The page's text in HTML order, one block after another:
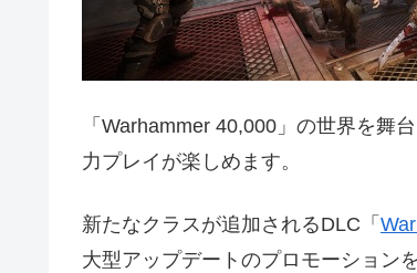
「Warhammer 40,000」の世界を舞
力プレイが楽しめます。
新たなクラスが追加されるDLC「
大型アップデートのプロモーション